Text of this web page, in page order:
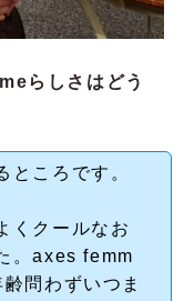
らしさはどう
ところです。
くクールなお
。axes femm
問わずいつま